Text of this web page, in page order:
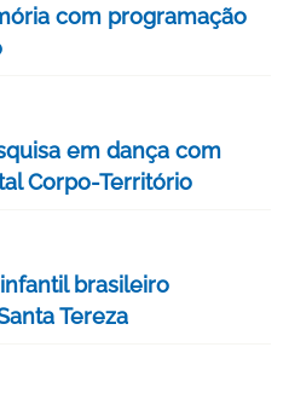
com programação
em dança com
Corpo-Território
brasileiro
Tereza